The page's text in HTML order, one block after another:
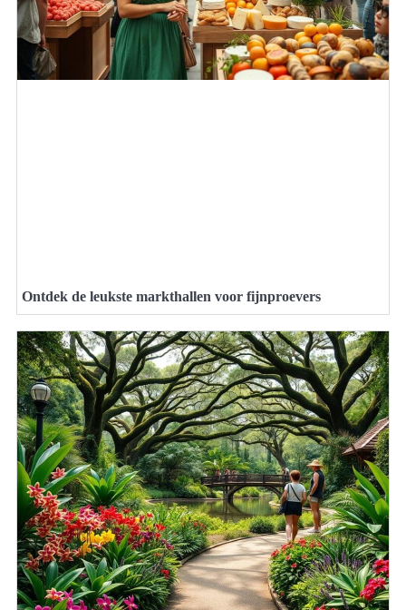
Ontdek de leukste markthallen voor fijnproevers